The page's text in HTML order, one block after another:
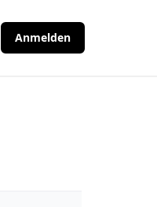
Anmelden